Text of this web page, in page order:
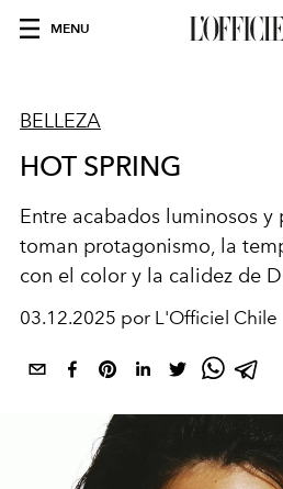
MENU
BELLEZA
HOT SPRING
Entre acabados luminosos y
toman protagonismo, la
con el color y la calidez de
03.12.2025 por L'Officiel Chile